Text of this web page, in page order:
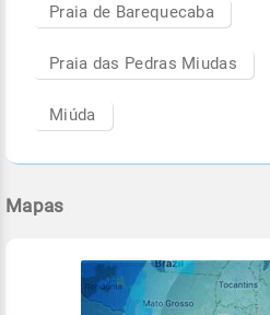
Praia de Barequecaba
Praia das Pedras Miudas
Miúda
Mapas